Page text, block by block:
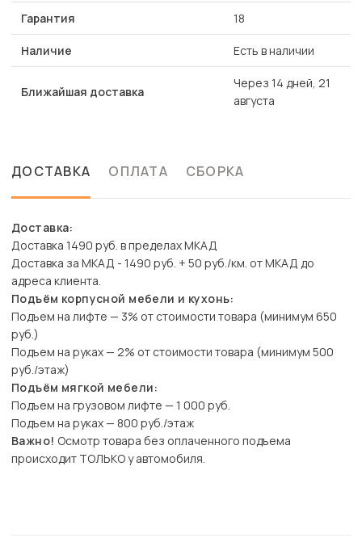
Гарантия 18
Наличие Есть в наличии
Ближайшая доставка
Через 14 дней, 21
августа
ДОСТАВКА ОПЛАТА СБОРКА
Доставка:
Доставка 1490 руб. в пределах МКАД
Доставка за МКАД - 1490 руб. + 50 руб./км. от МКАД до
адреса клиента.
Подъём корпусной мебели и кухонь:
Подъем на лифте — 3% от стоимости товара (минимум 650
руб.)
Подъем на руках — 2% от стоимости товара (минимум 500
руб./этаж)
Подъём мягкой мебели:
Подъем на грузовом лифте — 1 000 руб.
Подъем на руках — 800 руб./этаж
Важно! Осмотр товара без оплаченного подъема
происходит ТОЛЬКО у автомобиля.